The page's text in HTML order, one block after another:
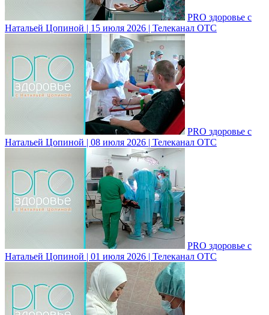
PRO здоровье с
Натальей Цопиной | 15 июля 2026 | Телеканал ОТС
PRO здоровье с
Натальей Цопиной | 08 июля 2026 | Телеканал ОТС
PRO здоровье с
Натальей Цопиной | 01 июля 2026 | Телеканал ОТС